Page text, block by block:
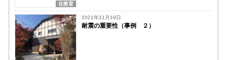
住教育
2021年11月19日
耐震の重要性（事例 ２）